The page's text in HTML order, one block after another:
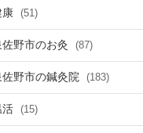
康 (51)
佐野市のお灸 (87)
佐野市の鍼灸院 (183)
活 (15)